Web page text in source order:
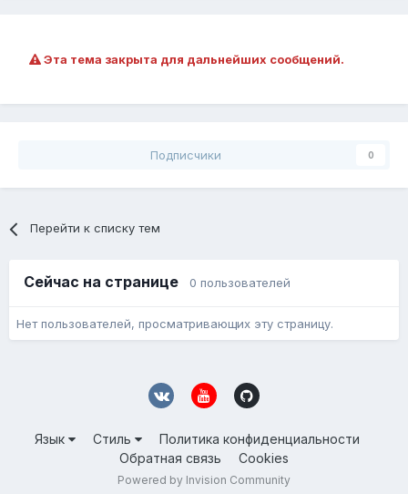
Эта тема закрыта для дальнейших сообщений.
Подписчики 0
Перейти к списку тем
Сейчас на странице 0 пользователей
Нет пользователей, просматривающих эту страницу.
Язык Стиль
Политика конфиденциальности
Обратная связь
Cookies
Powered by Invision Community